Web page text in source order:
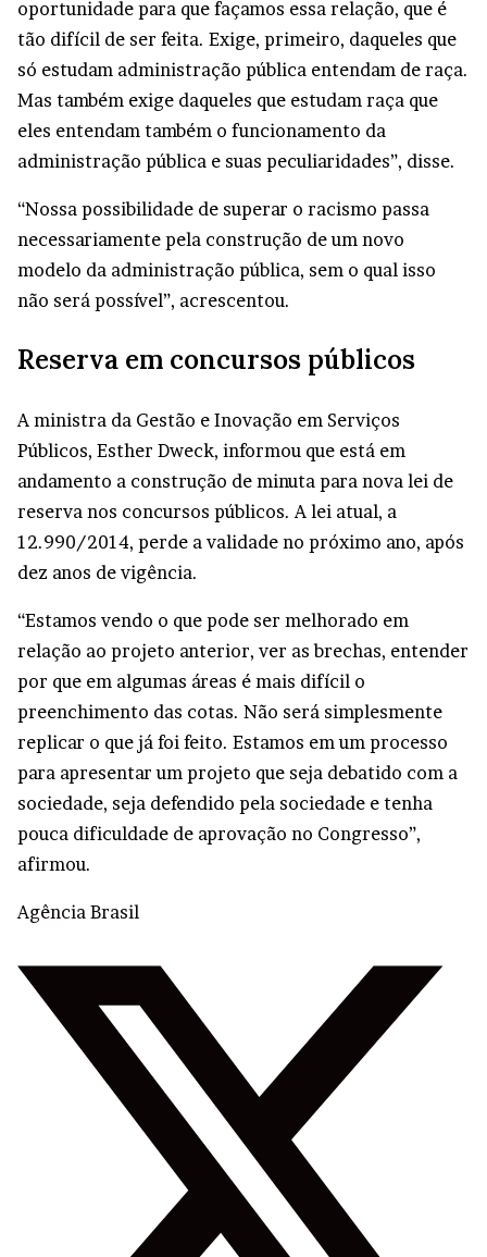
oportunidade para que façamos essa relação, que é
tão difícil de ser feita. Exige, primeiro, daqueles que
só estudam administração pública entendam de raça.
Mas também exige daqueles que estudam raça que
eles entendam também o funcionamento da
administração pública e suas peculiaridades”, disse.
“Nossa possibilidade de superar o racismo passa
necessariamente pela construção de um novo
modelo da administração pública, sem o qual isso
não será possível”, acrescentou.
Reserva em concursos públicos
A ministra da Gestão e Inovação em Serviços
Públicos, Esther Dweck, informou que está em
andamento a construção de minuta para nova lei de
reserva nos concursos públicos. A lei atual, a
12.990/2014, perde a validade no próximo ano, após
dez anos de vigência.
“Estamos vendo o que pode ser melhorado em
relação ao projeto anterior, ver as brechas, entender
por que em algumas áreas é mais difícil o
preenchimento das cotas. Não será simplesmente
replicar o que já foi feito. Estamos em um processo
para apresentar um projeto que seja debatido com a
sociedade, seja defendido pela sociedade e tenha
pouca dificuldade de aprovação no Congresso”,
afirmou.
Agência Brasil